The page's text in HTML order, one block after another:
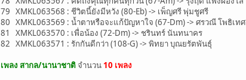
79 XMKL063568 : ชีวิตนี้ยังมีหวัง (80-Eb) -> เพ็ญศรี พุ่มชูศรี
80 XMKL063569 : น้ำตาหรือจะแก้ปัญหาใจ (67-Dm) -> ศรวณี โพธิเทศ
81 XMKL063570 : เพื่อน้อง (72-Dm) -> ชรินทร์ นันทนาคร
82 XMKL063571 : รักกันดีกว่า (108-G) -> พิทยา บุณยรัตพันธุ์
เพลง สากล/นานาชาติ จำนวน 10 เพลง